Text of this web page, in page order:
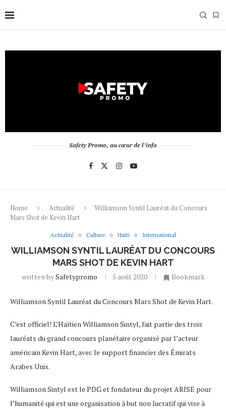
Safety Promo, au cœur de l’info
Home Actualité
Williamson Syntil Lauréat du Concours
Mars Shot de Kevin Hart
Actualité Culture Haïti International
WILLIAMSON SYNTIL LAURÉAT DU CONCOURS
MARS SHOT DE KEVIN HART
written bySafetypromo 5 août 2020 Bookmark
Williamson Syntil Lauréat du Concours Mars Shot de Kevin Hart.
C’est officiel! L’Haïtien Williamson Sintyl, fait partie des trois
lauréats du grand concours planétaire organisé par l’acteur
américain Kevin Hart, avec le support financier des Émirats
Arabes Unis.
Williamson Sintyl est le PDG et fondateur du projet ARISE pour
l’humanité qui est une organisation à but non lucratif qui vise à